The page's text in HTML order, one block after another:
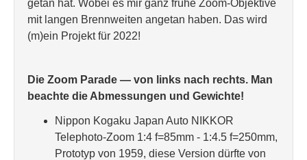
getan hat. Wobei es mir ganz frühe Zoom-Objektive
mit langen Brennweiten angetan haben. Das wird
(m)ein Projekt für 2022!
Die Zoom Parade — von links nach rechts. Man
beachte die Abmessungen und Gewichte!
Nippon Kogaku Japan Auto NIKKOR
Telephoto-Zoom 1:4 f=85mm - 1:4.5 f=250mm,
Prototyp von 1959, diese Version dürfte von